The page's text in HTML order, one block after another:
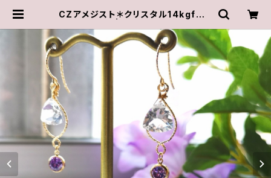
CZアメジスト＊クリスタル14kgfグリ
ky.）アクセサリーショップ